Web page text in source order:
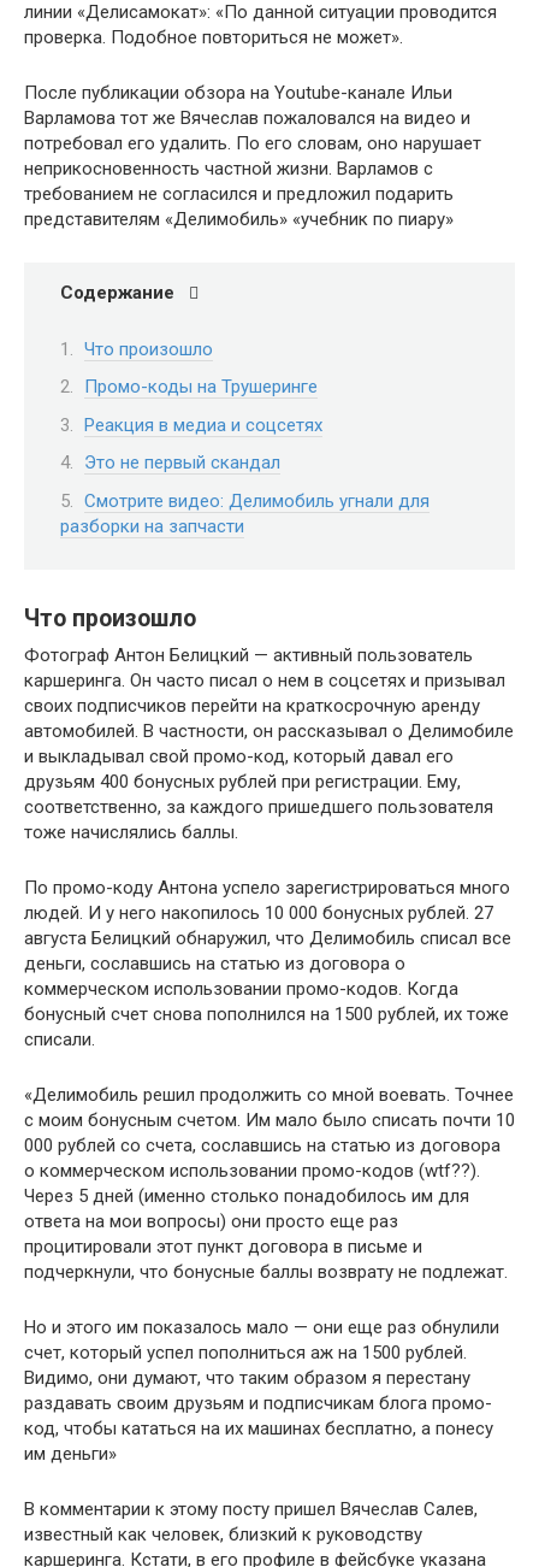
линии «Делисамокат»: «По данной ситуации проводится
проверка. Подобное повториться не может».
После публикации обзора на Youtube-канале Ильи
Варламова тот же Вячеслав пожаловался на видео и
потребовал его удалить. По его словам, оно нарушает
неприкосновенность частной жизни. Варламов с
требованием не согласился и предложил подарить
представителям «Делимобиль» «учебник по пиару»
Содержание
Что произошло
Промо-коды на Трушеринге
Реакция в медиа и соцсетях
Это не первый скандал
Смотрите видео: Делимобиль угнали для
разборки на запчасти
Что произошло
Фотограф Антон Белицкий — активный пользователь
каршеринга. Он часто писал о нем в соцсетях и призывал
своих подписчиков перейти на краткосрочную аренду
автомобилей. В частности, он рассказывал о Делимобиле
и выкладывал свой промо-код, который давал его
друзьям 400 бонусных рублей при регистрации. Ему,
соответственно, за каждого пришедшего пользователя
тоже начислялись баллы.
По промо-коду Антона успело зарегистрироваться много
людей. И у него накопилось 10 000 бонусных рублей. 27
августа Белицкий обнаружил, что Делимобиль списал все
деньги, сославшись на статью из договора о
коммерческом использовании промо-кодов. Когда
бонусный счет снова пополнился на 1500 рублей, их тоже
списали.
«Делимобиль решил продолжить со мной воевать. Точнее
с моим бонусным счетом. Им мало было списать почти 10
000 рублей со счета, сославшись на статью из договора
о коммерческом использовании промо-кодов (wtf??).
Через 5 дней (именно столько понадобилось им для
ответа на мои вопросы) они просто еще раз
процитировали этот пункт договора в письме и
подчеркнули, что бонусные баллы возврату не подлежат.
Но и этого им показалось мало — они еще раз обнулили
счет, который успел пополниться аж на 1500 рублей.
Видимо, они думают, что таким образом я перестану
раздавать своим друзьям и подписчикам блога промо-
код, чтобы кататься на их машинах бесплатно, а понесу
им деньги»
В комментарии к этому посту пришел Вячеслав Салев,
известный как человек, близкий к руководству
каршеринга. Кстати, в его профиле в фейсбуке указана